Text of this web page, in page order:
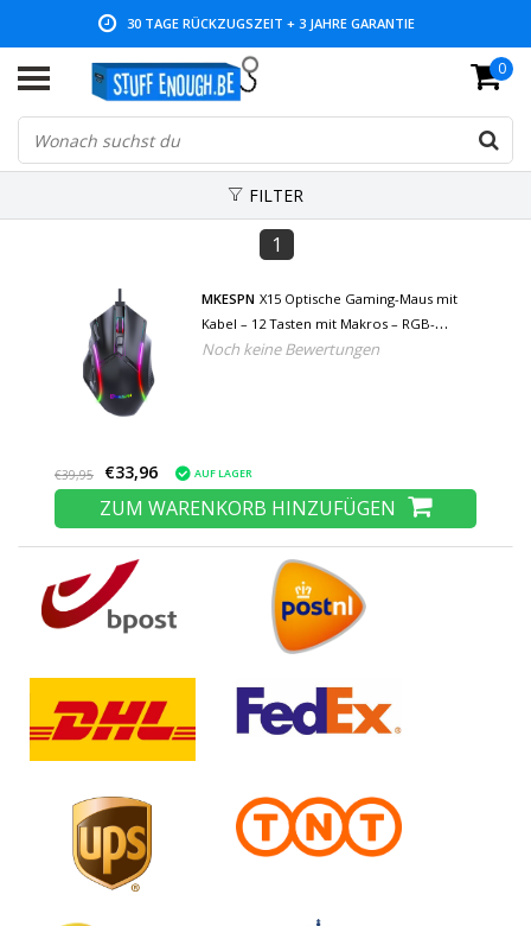
30 TAGE RÜCKZUGSZEIT + 3 JAHRE GARANTIE
NIEDRIGE PREISE UND GROSSE AUSWAHL 0
FILTER
1
MKESPN X15 Optische Gaming-Maus mit
Kabel – 12 Tasten mit Makros – RGB-
Farben – Rechtshänder mit DPI-Anpassung
Noch keine Bewertungen
€39,95 €33,96 AUF LAGER
ZUM WARENKORB HINZUFÜGEN